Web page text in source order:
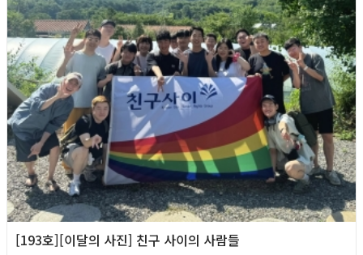
[193호][이달의 사진] 친구 사이의 사람들